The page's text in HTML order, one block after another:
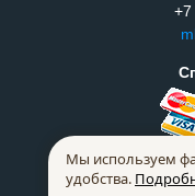
+7
Мы используем
удобства.